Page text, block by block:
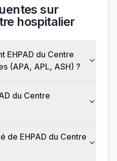
sur
hospitalier
EHPAD du Centre
(APA, APL, ASH) ?
du Centre
de EHPAD du Centre